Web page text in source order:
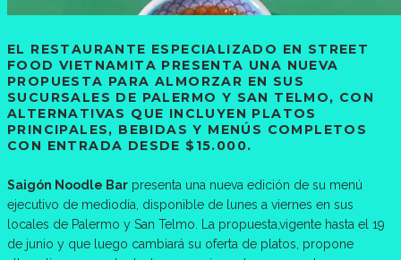
EL RESTAURANTE ESPECIALIZADO EN STREET
FOOD VIETNAMITA PRESENTA UNA NUEVA
PROPUESTA PARA ALMORZAR EN SUS
SUCURSALES DE PALERMO Y SAN TELMO, CON
ALTERNATIVAS QUE INCLUYEN PLATOS
PRINCIPALES, BEBIDAS Y MENÚS COMPLETOS
CON ENTRADA DESDE $15.000.
Saigón Noodle Bar presenta una nueva edición de su menú
ejecutivo de mediodía, disponible de lunes a viernes en sus
locales de Palermo y San Telmo. La propuesta,vigente hasta el 19
de junio y que luego cambiará su oferta de platos, propone